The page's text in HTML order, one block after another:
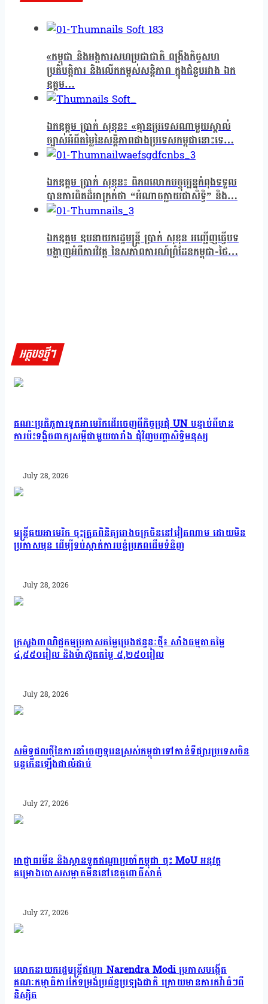
«កម្ពុជា និងអង្គការសហប្រជាជាតិ ពង្រឹងកិច្ចសហ
ប្រតិបត្តិការ និងលើកកម្ពស់សន្តិភាព ក្នុងជំនួបរវាង ឯក
ឧត្តម…
ឯកឧត្តម ប្រាក់ សុខុន៖ «គ្មានប្រទេសណាមួយស្គាល់
ច្បាស់អំពីតម្លៃនៃសន្តិភាពជាងប្រទេសកម្ពុជានោះទេ…
ឯកឧត្តម ប្រាក់ សុខុន៖ ពិភពលោកបច្ចុប្បន្នកំពុងទទួល
បានការពិតដ៏អាក្រក់ថា “អំណាចក្លាយជាសិទ្ធិ” និង…
ឯកឧត្តម ឧបនាយករដ្ឋមន្ត្រី ប្រាក់ សុខុន អញ្ជើញធ្វើបទ
បង្ហាញអំពីការវិវត្ត នៃសភាពការណ៍ព្រំដែនកម្ពុជា-ថៃ…
អត្ថបទថ្មីៗ
គណៈប្រតិភូការទូតអាមេរិកដើរចេញពីកិច្ចប្រជុំ UN បន្ទាប់ពីមាន
ការប៉ះទង្គិចពាក្យសម្តីជាមួយបារាំង ជុំវិញបញ្ហាសិទ្ធិមនុស្ស
July 28, 2026
មន្ត្រីគយអាមេរិក ចុះត្រួតពិនិត្យរោងចក្រចិននៅវៀតណាម ដោយមិន
ប្រកាសមុន ដើម្បីទប់ស្កាត់ការបន្លំប្រភពដើមទំនិញ
July 28, 2026
ក្រសួងពាណិជ្ជកម្មប្រកាសតម្លៃប្រេងឥន្ធនៈថ្មី៖ សាំងធម្មតាតម្លៃ
៤,៥៥០រៀល និងម៉ាស៊ូតតម្លៃ ៥,២៥០រៀល
July 28, 2026
សមិទ្ធផលថ្មីនៃការនាំចេញទុរេនស្រស់កម្ពុជាទៅកាន់ទីផ្សារប្រទេសចិន
បន្តកើនឡើងជាលំដាប់
July 27, 2026
អាជ្ញាធរមីន និងស្ថានទូតឥណ្ឌាប្រចាំកម្ពុជា ចុះ MoU អនុវត្ត
គម្រោងបោសសម្អាតមីននៅខេត្តពោធិ៍សាត់
July 27, 2026
លោកនាយករដ្ឋមន្ត្រីឥណ្ឌា Narendra Modi ប្រកាសបង្កើត
គណៈកម្មាធិការកែទម្រង់ប្រព័ន្ធប្រឡងជាតិ ក្រោយមានការតវ៉ាធំៗពី
និស្សិត